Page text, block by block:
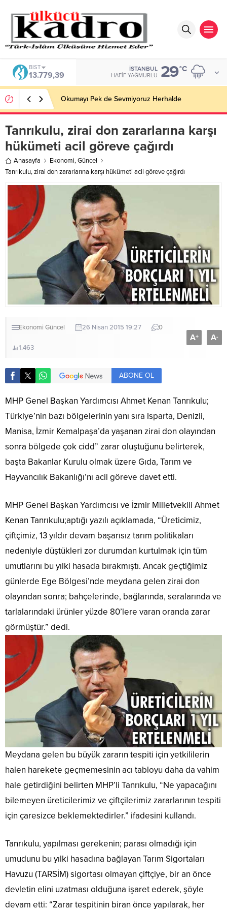
BIST
13.779,39
İSTANBUL
HAFIF YAĞMURLU 29°C
Okumayı Pek de Sevmiyoruz Herhalde
Tanrıkulu, zirai don zararlarına karşı
hükümeti acil göreve çağırdı
Anasayfa Ekonomi,Güncel
Tanrıkulu, zirai don zararlarına karşı hükümeti acil göreve çağırdı
Ekonomi Güncel 26 Nisan 2015 19:27 0
1.463
A+ A-
ABONE OL
MHP Genel Başkan Yardımcısı Ahmet Kenan Tanrıkulu;
Türkiye’nin bazı bölgelerinin yanı sıra Isparta, Denizli,
Manisa, İzmir Kemalpaşa’da yaşanan zirai don olayından
sonra bölgede çok cidd” zarar oluştuğunu belirterek,
başta Bakanlar Kurulu olmak üzere Gıda, Tarım ve
Hayvancılık Bakanlığı’nı acil göreve davet etti.
MHP Genel Başkan Yardımcısı ve İzmir Milletvekili Ahmet
Kenan Tanrıkulu;aptığı yazılı açıklamada, “Üreticimiz,
çiftçimiz, 13 yıldır devam başarısız tarım politikaları
nedeniyle düştükleri zor durumdan kurtulmak için tüm
umutlarını bu yılki hasada bırakmıştı. Ancak geçtiğimiz
günlerde Ege Bölgesi’nde meydana gelen zirai don
olayından sonra; bahçelerinde, bağlarında, seralarında ve
tarlalarındaki ürünler yüzde 80’lere varan oranda zarar
görmüştür.” dedi.
Meydana gelen bu büyük zararın tespiti için yetkililerin
halen harekete geçmemesinin acı tabloyu daha da vahim
hale getirdiğini belirten MHP’li Tanrıkulu, “Ne yapacağını
bilemeyen üreticilerimiz ve çiftçilerimiz zararlarının tespiti
için çaresizce beklemektedirler.” ifadesini kullandı.
Tanrıkulu, yapılması gerekenin; parası olmadığı için
umudunu bu yılki hasadına bağlayan Tarım Sigortaları
Havuzu (TARSİM) sigortası olmayan çiftçiye, bir an önce
devletin elini uzatması olduğuna işaret ederek, şöyle
devam etti: “Zarar tespitinin biran önce yapılarak, her